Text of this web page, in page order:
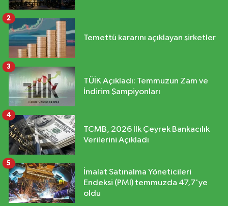
Temettü kararını açıklayan şirketler
2
TÜİK Açıkladı: Temmuzun Zam ve
İndirim Şampiyonları
3
TCMB, 2026 İlk Çeyrek Bankacılık
Verilerini Açıkladı
4
İmalat Satınalma Yöneticileri
Endeksi (PMI) temmuzda 47,7'ye
oldu
5